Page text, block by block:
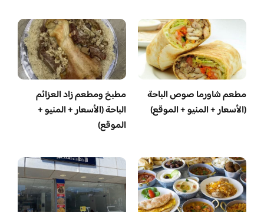
مطعم شاورما صوص الباحة
(الأسعار + المنيو + الموقع)
مطبخ ومطعم زاد العزائم
الباحة (الأسعار + المنيو +
الموقع)